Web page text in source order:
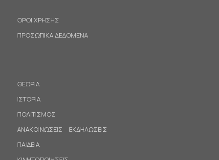
ΟΡΟΙ ΧΡΗΣΗΣ
ΠΡΟΣΩΠΙΚΑ ΔΕΔΟΜΕΝΑ
ΘΕΩΡΙΑ
ΙΣΤΟΡΙΑ
ΠΟΛΙΤΙΣΜΟΣ
ΑΝΑΚΟΙΝΩΣΕΙΣ – ΕΚΔΗΛΩΣΕΙΣ
ΠΑΙΔΕΙΑ